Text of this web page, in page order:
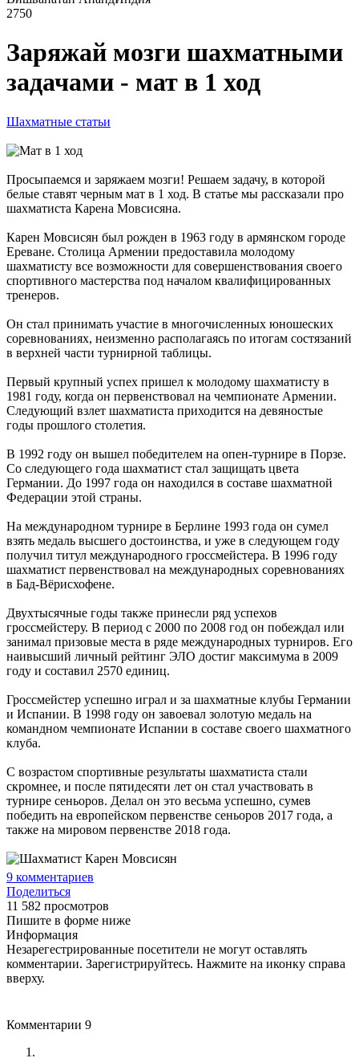
2750
Заряжай мозги шахматными
задачами - мат в 1 ход
Шахматные статьи
Просыпаемся и заряжаем мозги! Решаем задачу, в которой
белые ставят черным мат в 1 ход. В статье мы рассказали про
шахматиста Карена Мовсисяна.
Карен Мовсисян был рожден в 1963 году в армянском городе
Ереване. Столица Армении предоставила молодому
шахматисту все возможности для совершенствования своего
спортивного мастерства под началом квалифицированных
тренеров.
Он стал принимать участие в многочисленных юношеских
соревнованиях, неизменно располагаясь по итогам состязаний
в верхней части турнирной таблицы.
Первый крупный успех пришел к молодому шахматисту в
1981 году, когда он первенствовал на чемпионате Армении.
Следующий взлет шахматиста приходится на девяностые
годы прошлого столетия.
В 1992 году он вышел победителем на опен-турнире в Порзе.
Со следующего года шахматист стал защищать цвета
Германии. До 1997 года он находился в составе шахматной
Федерации этой страны.
На международном турнире в Берлине 1993 года он сумел
взять медаль высшего достоинства, и уже в следующем году
получил титул международного гроссмейстера. В 1996 году
шахматист первенствовал на международных соревнованиях
в Бад-Вёрисхофене.
Двухтысячные годы также принесли ряд успехов
гроссмейстеру. В период с 2000 по 2008 год он побеждал или
занимал призовые места в ряде международных турниров. Его
наивысший личный рейтинг ЭЛО достиг максимума в 2009
году и составил 2570 единиц.
Гроссмейстер успешно играл и за шахматные клубы Германии
и Испании. В 1998 году он завоевал золотую медаль на
командном чемпионате Испании в составе своего шахматного
клуба.
С возрастом спортивные результаты шахматиста стали
скромнее, и после пятидесяти лет он стал участвовать в
турнире сеньоров. Делал он это весьма успешно, сумев
победить на европейском первенстве сеньоров 2017 года, а
также на мировом первенстве 2018 года.
9 комментариев
Поделиться
11 582 просмотров
Пишите в форме ниже
Информация
Незарегестрированные посетители не могут оставлять
комментарии. Зарегистрируйтесь. Нажмите на иконку справа
вверху.
Комментарии 9